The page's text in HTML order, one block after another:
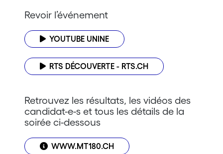
Revoir l’événement
YOUTUBE UNINE
RTS DÉCOUVERTE - RTS.CH
Retrouvez les résultats, les vidéos des
candidat-e-s et tous les détails de la
soirée ci-dessous
WWW.MT180.CH